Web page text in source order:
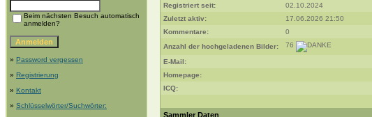
Beim nächsten Besuch automatisch
anmelden?
» Password vergessen
» Registrierung
» Kontakt
» Schlüsselwörter/Suchwörter:
Registriert seit:
02.10.2024
Zuletzt aktiv:
17.06.2026 21:50
Kommentare:
0
Anzahl der hochgeladenen Bilder:
76
E-Mail:
Homepage:
ICQ:
Sammler Daten